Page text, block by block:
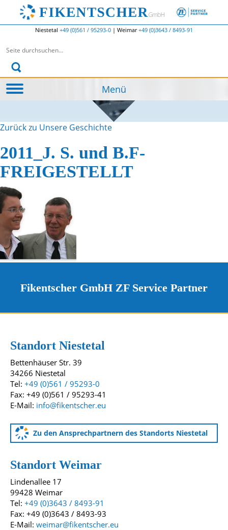
Niestetal +49 (0)561 / 95293-0 | Weimar+49 (0)3643 / 8493-91
Suchen nach:
Menü
Zurück zu Unsere Geschichte
2011_J. S. und B.F-
FREIGESTELLT
Fikentscher GmbH ZF Service Partner
Standort Niestetal
Bettenhäuser Str. 39
34266 Niestetal
Tel: +49 (0)561 / 95293-0
Fax: +49 (0)561 / 95293-41
E-Mail: info@fikentscher.eu
Zu den Ansprechpartnern des Standorts Niestetal
Standort Weimar
Lindenallee 17
99428 Weimar
Tel: +49 (0)3643 / 8493-91
Fax: +49 (0)3643 / 8493-93
E-Mail: weimar@fikentscher.eu